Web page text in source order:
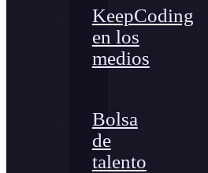
KeepCoding
en los
medios
Bolsa
de
talento